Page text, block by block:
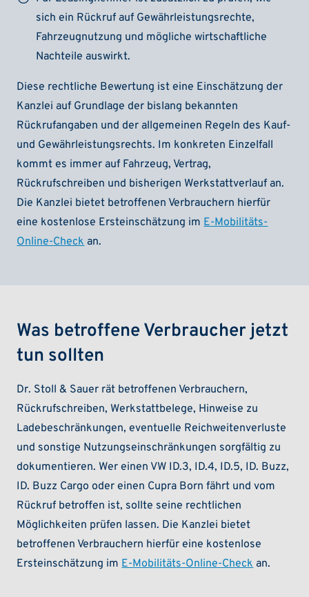
sich ein Rückruf auf Gewährleistungsrechte,
Fahrzeugnutzung und mögliche wirtschaftliche
Nachteile auswirkt.
Diese rechtliche Bewertung ist eine Einschätzung der
Kanzlei auf Grundlage der bislang bekannten
Rückrufangaben und der allgemeinen Regeln des Kauf-
und Gewährleistungsrechts. Im konkreten Einzelfall
kommt es immer auf Fahrzeug, Vertrag,
Rückrufschreiben und bisherigen Werkstattverlauf an.
Die Kanzlei bietet betroffenen Verbrauchern hierfür
eine kostenlose Ersteinschätzung imE-Mobilitäts-
Online-Checkan.
Was betroffene Verbraucher jetzt
tun sollten
Dr. Stoll & Sauer rät betroffenen Verbrauchern,
Rückrufschreiben, Werkstattbelege, Hinweise zu
Ladebeschränkungen, eventuelle Reichweitenverluste
und sonstige Nutzungseinschränkungen sorgfältig zu
dokumentieren. Wer einen VW ID.3, ID.4, ID.5, ID. Buzz,
ID. Buzz Cargo oder einen Cupra Born fährt und vom
Rückruf betroffen ist, sollte seine rechtlichen
Möglichkeiten prüfen lassen. Die Kanzlei bietet
betroffenen Verbrauchern hierfür eine kostenlose
Ersteinschätzung imE-Mobilitäts-Online-Checkan.